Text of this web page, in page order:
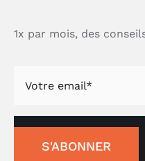
1x par mois, des
S'ABONNER